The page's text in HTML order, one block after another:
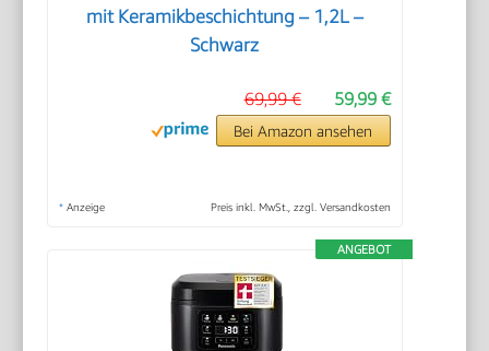
mit Keramikbeschichtung – 1,2L –
Schwarz
59,99 €
69,99 €
Bei Amazon ansehen
* Anzeige Preis inkl. MwSt., zzgl. Versandkosten
ANGEBOT